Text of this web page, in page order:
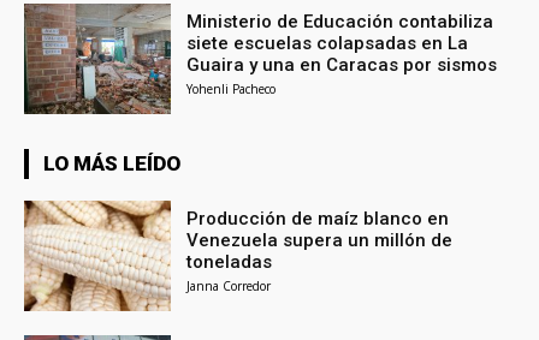
Ministerio de Educación contabiliza
siete escuelas colapsadas en La
Guaira y una en Caracas por sismos
Yohenli Pacheco
LO MÁS LEÍDO
Producción de maíz blanco en
Venezuela supera un millón de
toneladas
Janna Corredor